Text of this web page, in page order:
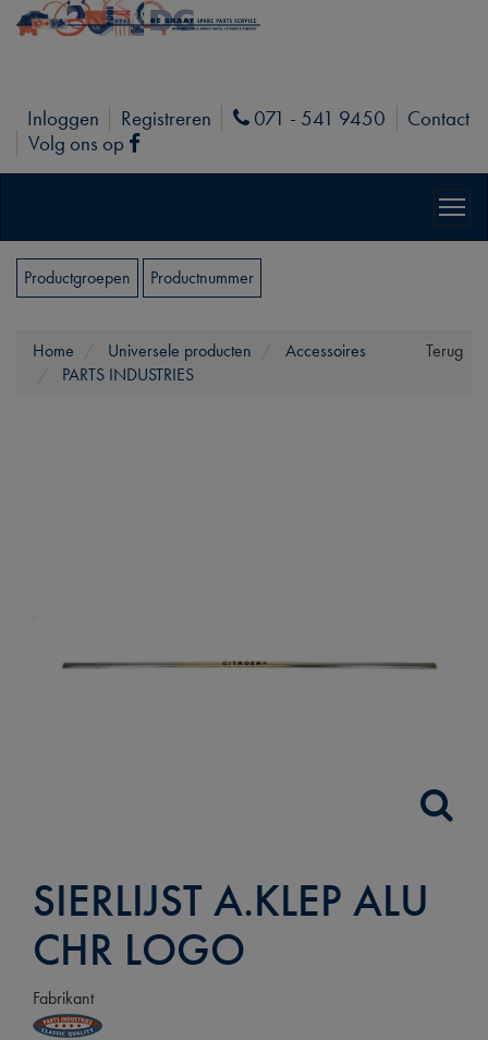
Inloggen Registreren Phone
071 - 541 9450
Contact
Volg ons op
Facebook
Productgroepen Productnummer
Terug
Home Universele producten
Accessoires
PARTS INDUSTRIES
SIERLIJST A.KLEP ALU
CHR LOGO
Fabrikant